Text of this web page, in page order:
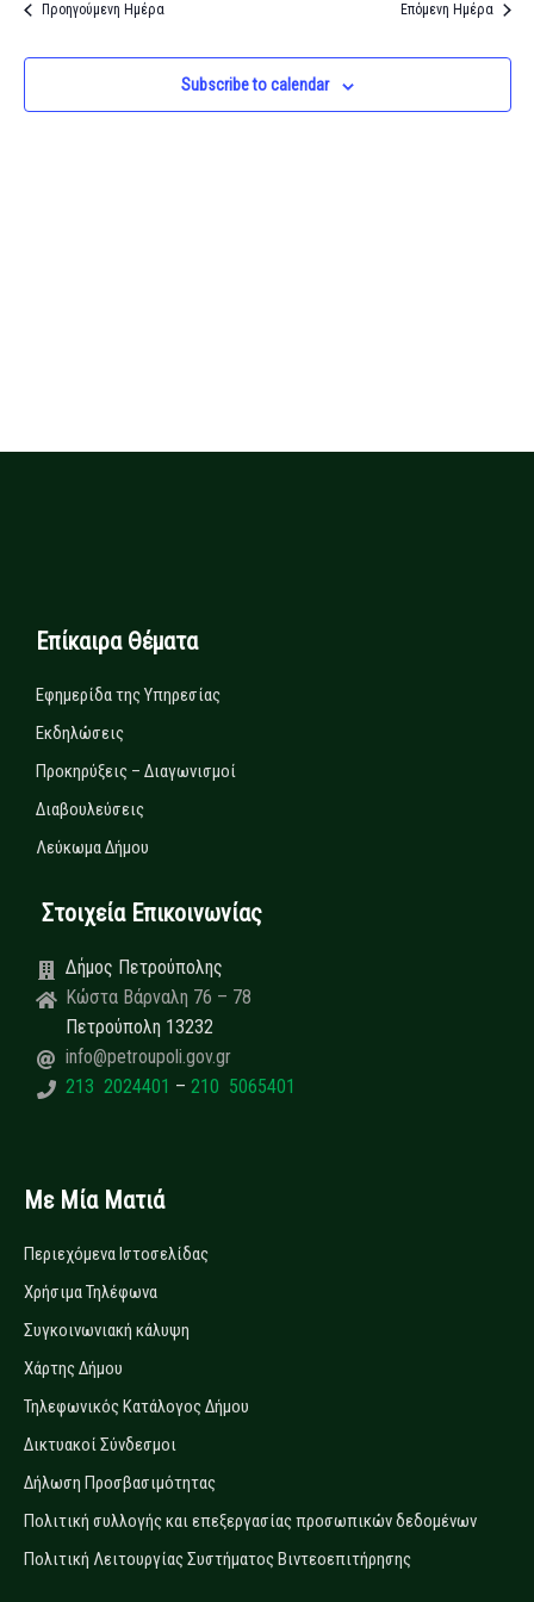
Προηγούμενη Ημέρα Επόμενη Ημέρα
Subscribe to calendar
Επίκαιρα Θέματα
Εφημερίδα της Υπηρεσίας
Εκδηλώσεις
Προκηρύξεις – Διαγωνισμοί
Διαβουλεύσεις
Λεύκωμα Δήμου
Στοιχεία Επικοινωνίας
Δήμος Πετρούπολης
Κώστα Βάρναλη 76 – 78
Πετρούπολη 13232
info@petroupoli.gov.gr
213 2024401 – 210 5065401
Με Μία Ματιά
Περιεχόμενα Ιστοσελίδας
Χρήσιμα Τηλέφωνα
Συγκοινωνιακή κάλυψη
Χάρτης Δήμου
Τηλεφωνικός Κατάλογος Δήμου
Δικτυακοί Σύνδεσμοι
Δήλωση Προσβασιμότητας
Πολιτική συλλογής και επεξεργασίας προσωπικών δεδομένων
Πολιτική Λειτουργίας Συστήματος Βιντεοεπιτήρησης